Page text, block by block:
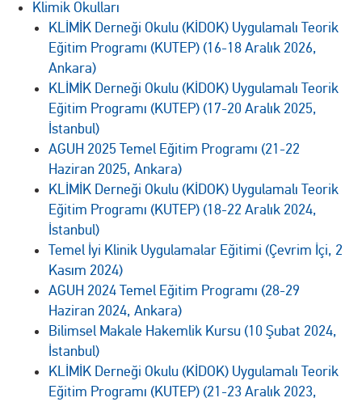
Klimik Okulları
KLİMİK Derneği Okulu (KİDOK) Uygulamalı Teorik
Eğitim Programı (KUTEP) (16-18 Aralık 2026,
Ankara)
KLİMİK Derneği Okulu (KİDOK) Uygulamalı Teorik
Eğitim Programı (KUTEP) (17-20 Aralık 2025,
İstanbul)
AGUH 2025 Temel Eğitim Programı (21-22
Haziran 2025, Ankara)
KLİMİK Derneği Okulu (KİDOK) Uygulamalı Teorik
Eğitim Programı (KUTEP) (18-22 Aralık 2024,
İstanbul)
Temel İyi Klinik Uygulamalar Eğitimi (Çevrim İçi, 2
Kasım 2024)
AGUH 2024 Temel Eğitim Programı (28-29
Haziran 2024, Ankara)
Bilimsel Makale Hakemlik Kursu (10 Şubat 2024,
İstanbul)
KLİMİK Derneği Okulu (KİDOK) Uygulamalı Teorik
Eğitim Programı (KUTEP) (21-23 Aralık 2023,